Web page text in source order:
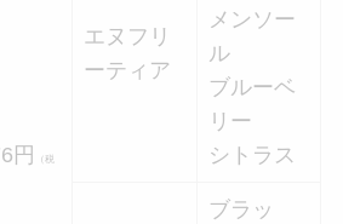
円 （税
エヌフリ
ーティア
メンソー
ル
ブルーベ
リー
シトラス
ブラッ